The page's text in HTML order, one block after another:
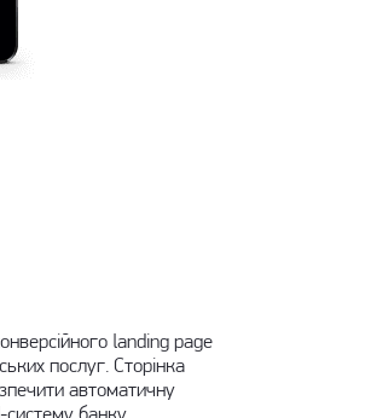
landing page
послуг. Сторінка
автоматичну